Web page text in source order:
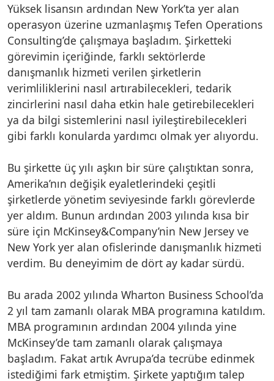
Yüksek lisansın ardından New York’ta yer alan
operasyon üzerine uzmanlaşmış Tefen Operations
Consulting’de çalışmaya başladım. Şirketteki
görevimin içeriğinde, farklı sektörlerde
danışmanlık hizmeti verilen şirketlerin
verimliliklerini nasıl artırabilecekleri, tedarik
zincirlerini nasıl daha etkin hale getirebilecekleri
ya da bilgi sistemlerini nasıl iyileştirebilecekleri
gibi farklı konularda yardımcı olmak yer alıyordu.
Bu şirkette üç yılı aşkın bir süre çalıştıktan sonra,
Amerika’nın değişik eyaletlerindeki çeşitli
şirketlerde yönetim seviyesinde farklı görevlerde
yer aldım. Bunun ardından 2003 yılında kısa bir
süre için McKinsey&Company’nin New Jersey ve
New York yer alan ofislerinde danışmanlık hizmeti
verdim. Bu deneyimim de dört ay kadar sürdü.
Bu arada 2002 yılında Wharton Business School’da
2 yıl tam zamanlı olarak MBA programına katıldım.
MBA programının ardından 2004 yılında yine
McKinsey’de tam zamanlı olarak çalışmaya
başladım. Fakat artık Avrupa’da tecrübe edinmek
istediğimi fark etmiştim. Şirkete yaptığım talep